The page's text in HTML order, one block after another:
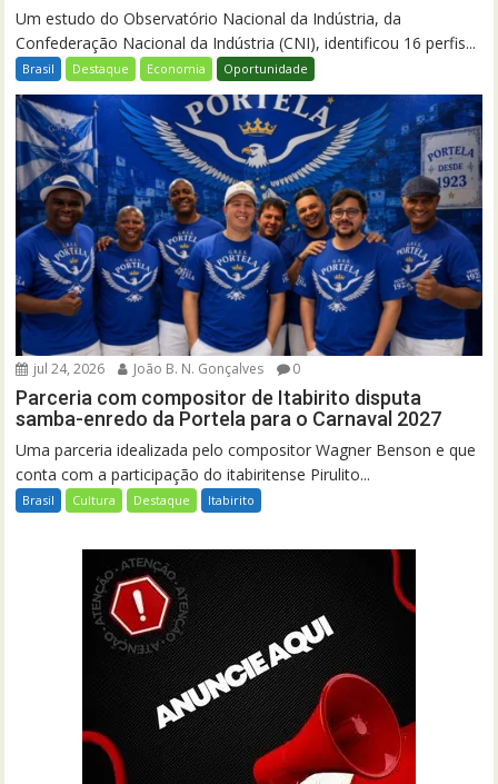
Um estudo do Observatório Nacional da Indústria, da
Confederação Nacional da Indústria (CNI), identificou 16 perfis...
Brasil Destaque Economia Oportunidade
jul 24, 2026 João B. N. Gonçalves 0
Parceria com compositor de Itabirito disputa
samba-enredo da Portela para o Carnaval 2027
Uma parceria idealizada pelo compositor Wagner Benson e que
conta com a participação do itabiritense Pirulito...
Brasil Cultura Destaque Itabirito